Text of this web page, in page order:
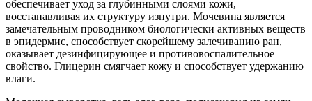
обеспечивает уход за глубинными слоями кожи,
восстанавливая их структуру изнутри. Мочевина является
замечательным проводником биологически активных веществ
в эпидермис, способствует скорейшему залечиванию ран,
оказывает дезинфицирующее и противовоспалительное
свойство. Глицерин смягчает кожу и способствует удержанию
влаги.